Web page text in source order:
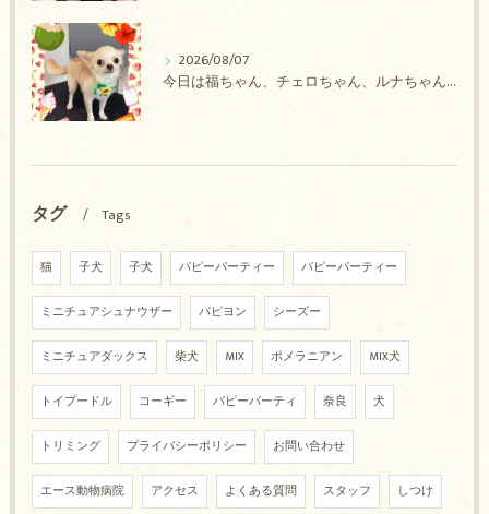
2026/08/07
今日は福ちゃん、チェロちゃん、ルナちゃん、Royちゃん、アネラちゃん、ポコちゃんのトリミングの紹介です【奈良のエース動物病院】
タグ Tags
猫 子犬 子犬 パピーパーティー パピーパーティー
ミニチュアシュナウザー パピヨン シーズー
ミニチュアダックス 柴犬 MIX ポメラニアン MIX犬
トイプードル コーギー パピーパーティ 奈良 犬
トリミング プライバシーポリシー お問い合わせ
エース動物病院 アクセス よくある質問 スタッフ しつけ